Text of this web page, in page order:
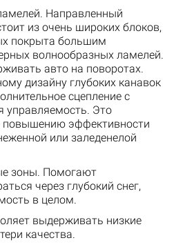
Направленный
из очень широких блоков,
покрыта большим
волнообразных ламелей.
авто на поворотах.
дизайну глубоких канавок
сцепление с
управляемость. Это
повышению эффективности
или заледенелой
зоны. Помогают
через глубокий снег,
в целом.
выдерживать низкие
качества.